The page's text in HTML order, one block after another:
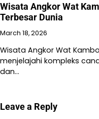
Wisata Angkor Wat
Terbesar Dunia
March 18, 2026
Wisata Angkor Wat
menjelajahi kompleks
dan…
Leave a Reply